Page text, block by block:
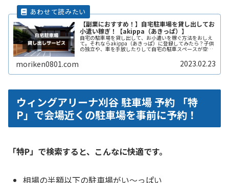
【副業におすすめ！】自宅駐車場を貸し出してお
小遣い稼ぎ！【akippa（あきっぱ）】
自宅の駐車場を貸し出して、お小遣いを稼ぐ方法をおしえ
て。それならakippa（あきっぱ）に登録してみたら？子供
の独立や、車を手放したりして自宅の駐車スペースが空い
moriken0801.com 2023.02.23
ウィングアリーナ刈谷 駐車場 予約 「特
P」で会場近くの駐車場を事前に予約！
「特P」で検索すると、こんなに快適です。
相場の半額以下の駐車場がい〜っぱい